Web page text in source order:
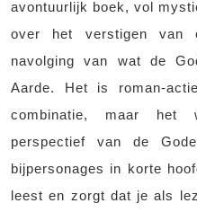
avontuurlijk boek, vol
over het verstigen van
navolging van wat de
Aarde. Het is roman-
combinatie, maar het
perspectief van de
bijpersonages in korte
leest en zorgt dat je als